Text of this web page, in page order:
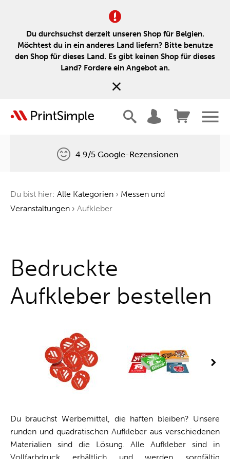
Du durchsuchst derzeit unseren Shop für Belgien.
Möchtest du in ein anderes Land liefern? Bitte benutze
den Shop für dieses Land. Es gibt keinen Shop für dieses
Land? Fordere ein Angebot an.
Ein Baum für jede Bestellung
4.9/5 Google-Rezensionen
Du bist hier: Alle Kategorien › Messen und
Veranstaltungen › Aufkleber
Bedruckte
Aufkleber bestellen
Du brauchst Werbemittel, die haften bleiben? Unsere
runden und quadratischen Aufkleber aus verschiedenen
Materialien sind die Lösung. Alle Aufkleber sind in